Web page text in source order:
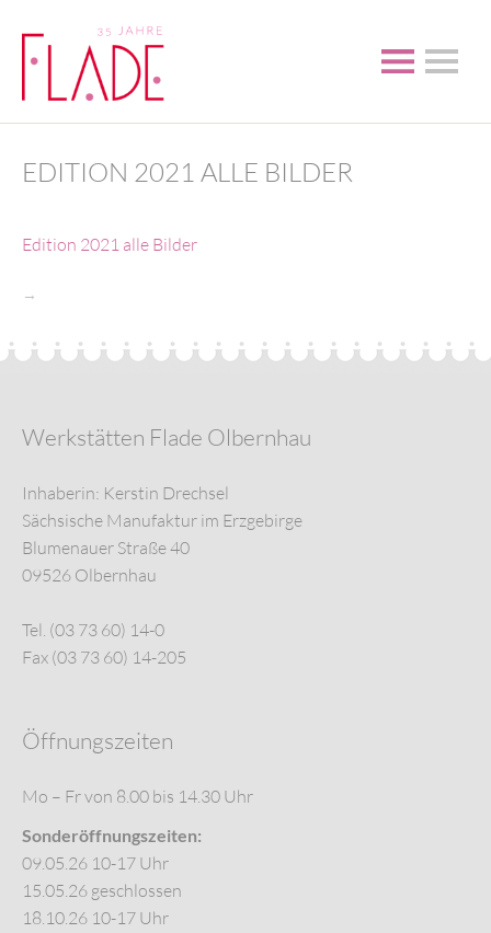
EDITION 2021 ALLE BILDER
Edition 2021 alle Bilder
→
Werkstätten Flade Olbernhau
Inhaberin: Kerstin Drechsel
Sächsische Manufaktur im Erzgebirge
Blumenauer Straße 40
09526 Olbernhau
Tel. (03 73 60) 14-0
Fax (03 73 60) 14-205
Öffnungszeiten
Mo – Fr von 8.00 bis 14.30 Uhr
Sonderöffnungszeiten:
09.05.26 10-17 Uhr
15.05.26 geschlossen
18.10.26 10-17 Uhr